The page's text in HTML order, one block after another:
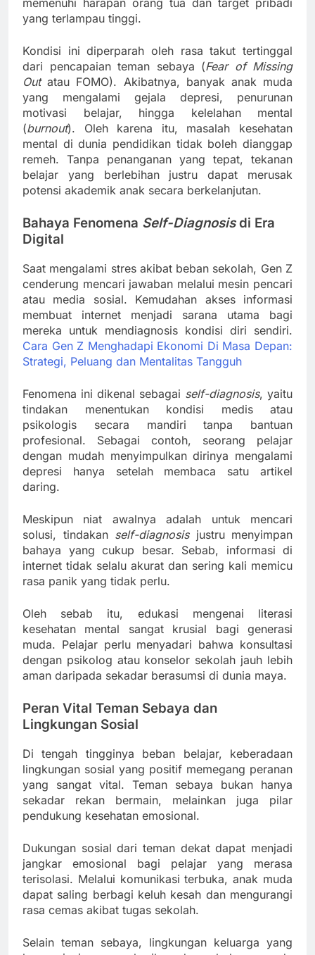
memenuhi harapan orang tua dan target pribadi
yang terlampau tinggi.
Kondisi ini diperparah oleh rasa takut tertinggal
dari pencapaian teman sebaya (Fear of Missing
Outatau FOMO). Akibatnya, banyak anak muda
yang mengalami gejala depresi, penurunan
motivasi belajar, hingga kelelahan mental
(burnout). Oleh karena itu, masalah kesehatan
mental di dunia pendidikan tidak boleh dianggap
remeh. Tanpa penanganan yang tepat, tekanan
belajar yang berlebihan justru dapat merusak
potensi akademik anak secara berkelanjutan.
Bahaya Fenomena Self-Diagnosisdi Era
Digital
Saat mengalami stres akibat beban sekolah, Gen Z
cenderung mencari jawaban melalui mesin pencari
atau media sosial. Kemudahan akses informasi
membuat internet menjadi sarana utama bagi
mereka untuk mendiagnosis kondisi diri sendiri.
Cara Gen Z Menghadapi Ekonomi Di Masa Depan:
Strategi, Peluang dan Mentalitas Tangguh
Fenomena ini dikenal sebagai self-diagnosis, yaitu
tindakan menentukan kondisi medis atau
psikologis secara mandiri tanpa bantuan
profesional. Sebagai contoh, seorang pelajar
dengan mudah menyimpulkan dirinya mengalami
depresi hanya setelah membaca satu artikel
daring.
Meskipun niat awalnya adalah untuk mencari
solusi, tindakan self-diagnosisjustru menyimpan
bahaya yang cukup besar. Sebab, informasi di
internet tidak selalu akurat dan sering kali memicu
rasa panik yang tidak perlu.
Oleh sebab itu, edukasi mengenai literasi
kesehatan mental sangat krusial bagi generasi
muda. Pelajar perlu menyadari bahwa konsultasi
dengan psikolog atau konselor sekolah jauh lebih
aman daripada sekadar berasumsi di dunia maya.
Peran Vital Teman Sebaya dan
Lingkungan Sosial
Di tengah tingginya beban belajar, keberadaan
lingkungan sosial yang positif memegang peranan
yang sangat vital. Teman sebaya bukan hanya
sekadar rekan bermain, melainkan juga pilar
pendukung kesehatan emosional.
Dukungan sosial dari teman dekat dapat menjadi
jangkar emosional bagi pelajar yang merasa
terisolasi. Melalui komunikasi terbuka, anak muda
dapat saling berbagi keluh kesah dan mengurangi
rasa cemas akibat tugas sekolah.
Selain teman sebaya, lingkungan keluarga yang